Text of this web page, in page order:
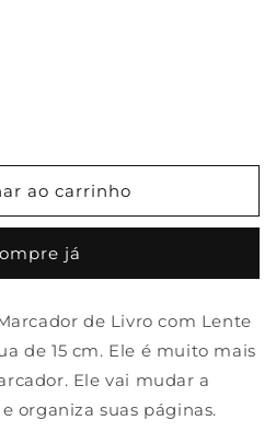
ao carrinho
já
de Livro com Lente
de 15 cm. Ele é muito mais
Ele vai mudar a
organiza suas páginas.